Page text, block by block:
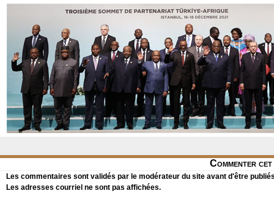
Commenter
Les commentaires sont validés par le modérateur du site avant d'être
Les adresses courriel ne sont pas affichées.